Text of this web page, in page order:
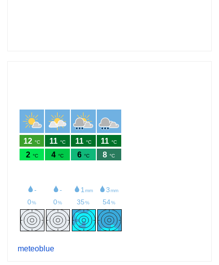
meteoblue